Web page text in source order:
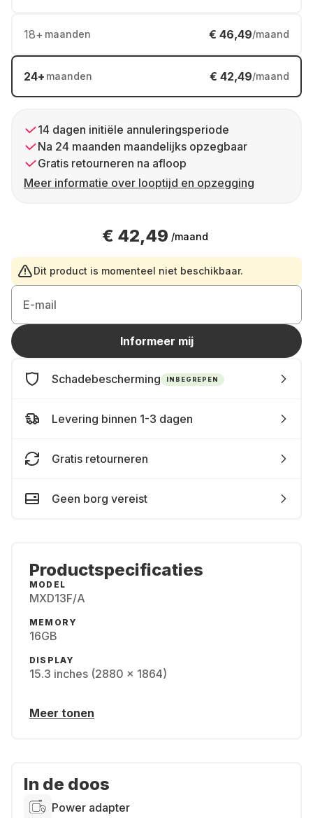
18+ maanden € 46,49/maand
24+ maanden € 42,49/maand
14 dagen initiële annuleringsperiode
Na 24 maanden maandelijks opzegbaar
Gratis retourneren na afloop
Meer informatie over looptijd en opzegging
€ 42,49 /maand
Dit product is momenteel niet beschikbaar.
E-mail
Informeer mij
Schadebescherming INBEGREPEN
Levering binnen 1-3 dagen
Gratis retourneren
Geen borg vereist
Productspecificaties
MODEL
MXD13F/A
MEMORY
16GB
DISPLAY
15.3 inches (2880 x 1864)
Meer tonen
In de doos
Power adapter